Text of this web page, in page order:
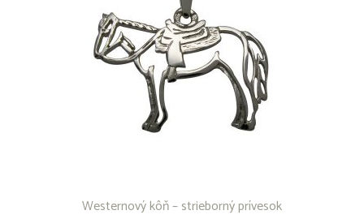
Westernový kôň – strieborný prívesok